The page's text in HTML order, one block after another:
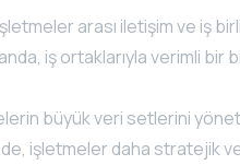
arası iletişim ve iş
iş ortaklarıyla verimli bir
büyük veri setlerini
işletmeler daha stratejik